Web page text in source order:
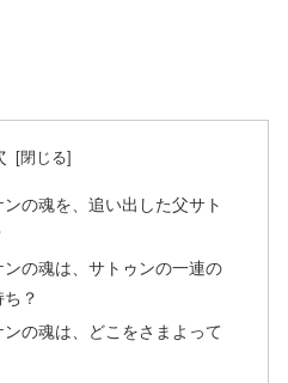
の魂を、追い出した父サト
の魂は、サトゥンの一連の
？
の魂は、どこをさまよって